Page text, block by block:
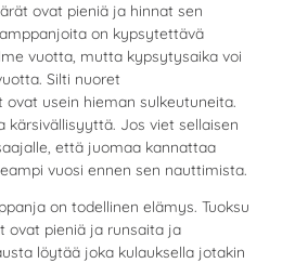
ovat pieniä ja hinnat sen
on kypsytettävä
vuotta, mutta kypsytysaika voi
Silti nuoret
usein hieman sulkeutuneita.
kärsivällisyyttä. Jos viet sellaisen
että juomaa kannattaa
vuosi ennen sen nauttimista.
on todellinen elämys. Tuoksu
ovat pieniä ja runsaita ja
löytää joka kulauksella jotakin